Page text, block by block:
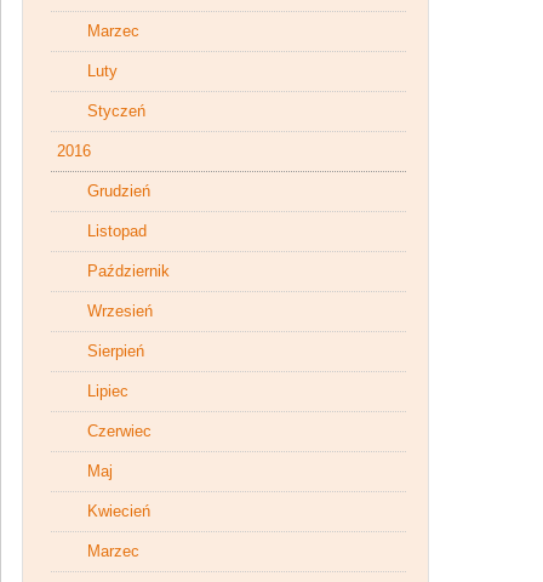
Marzec
Luty
Styczeń
2016
Grudzień
Listopad
Październik
Wrzesień
Sierpień
Lipiec
Czerwiec
Maj
Kwiecień
Marzec